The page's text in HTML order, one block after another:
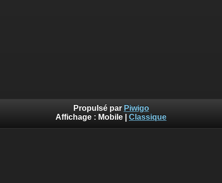
Propulsé par Piwigo
Affichage : Mobile Classique